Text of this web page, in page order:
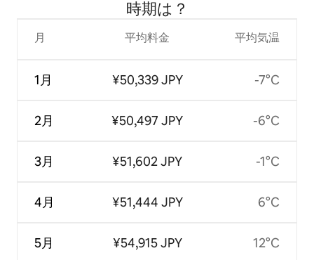
時⁠期⁠は⁠？
月
1月
2月
3月
4月
5月
平均料金
¥50,339 JPY
¥50,497 JPY
¥51,602 JPY
¥51,444 JPY
¥54,915 JPY
平均気温
-7°C
-6°C
-1°C
6°C
12°C